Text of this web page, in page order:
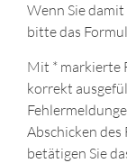
Wenn Sie
bitte das
Mit * markierte
korrekt
Abschicken des
betätigen Sie